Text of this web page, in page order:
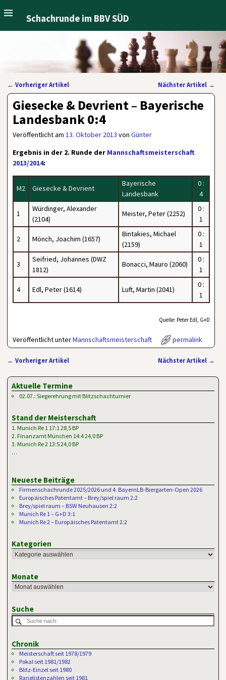
Schachrunde im BBV SÜD
Artikelnavigation
← Vorheriger Artikel Nächster Artikel →
Giesecke & Devrient – Bayerische
Landesbank 0:4
Veröffentlicht am13. Oktober 2013 vonGünter
Ergebnis in der 2. Runde der Mannschaftsmeisterschaft
2013/2014:
M2 Giesecke & Devrient
Bayerische
Landesbank
0 :
4
1
Würdinger, Alexander
(2104)
Meister, Peter (2252)
0 :
1
2 Mönch, Joachim (1657)
Bintakies, Michael
(2159)
0 :
1
3
Seifried, Johannes (DWZ
1812)
Bonacci, Mauro (2060)
0 :
1
4 Edl, Peter (1614) Luft, Martin (2041)
0 :
1
Quelle: Peter Edl, G+D
Veröffentlicht unterMannschaftsmeisterschaft permalink
← Vorheriger Artikel Nächster Artikel →
Aktuelle Termine
02.07.: Siegerehrung mit Blitzschachturnier
Stand der Meisterschaft
1. Munich Re 1 17:1 28,5 BP
2. Finanzamt München 14:4 24,0 BP
3. Munich Re 2 13:5 24,0 BP
…
Neueste Beiträge
Firmenschachrunde 2025/2026 und 4. BayernLB-Biergarten-Open 2026
Europäisches Patentamt – Brey/spiel raum 2:2
Brey/spiel raum – BSW Neuhausen 2:2
Munich Re 1 – G+D 3:1
Munich Re 2 – Europäisches Patentamt 2:2
Kategorien
Monate
Suche
Chronik
Meisterschaft seit 1978/1979
Pokal seit 1981/1982
Blitz-Einzel seit 1980
Ranglistenzahlen seit 1981